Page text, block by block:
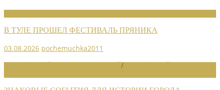
В ТУЛЕ ПРОШЕЛ ФЕСТИВАЛЬ ПРЯНИКА
03.08.2026 pochemuchka2011
/